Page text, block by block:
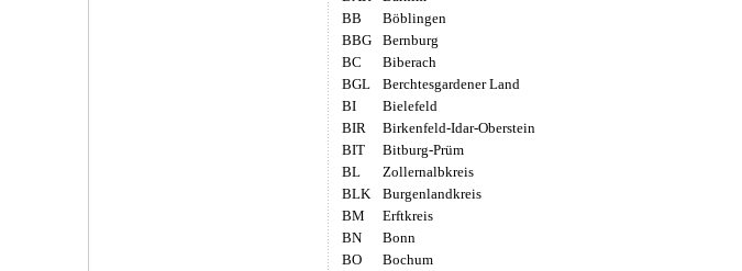
BB
Böblingen
BBG
Bernburg
BC
Biberach
BGL
Berchtesgardener Land
BI
Bielefeld
BIR
Birkenfeld-Idar-Oberstein
BIT
Bitburg-Prüm
BL
Zollernalbkreis
BLK
Burgenlandkreis
BM
Erftkreis
BN
Bonn
BO
Bochum